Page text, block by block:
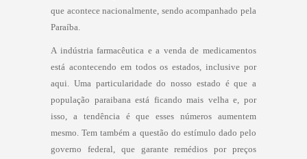
que acontece nacionalmente, sendo acompanhado pela
Paraíba.
A indústria farmacêutica e a venda de medicamentos
está acontecendo em todos os estados, inclusive por
aqui. Uma particularidade do nosso estado é que a
população paraibana está ficando mais velha e, por
isso, a tendência é que esses números aumentem
mesmo. Tem também a questão do estímulo dado pelo
governo federal, que garante remédios por preços